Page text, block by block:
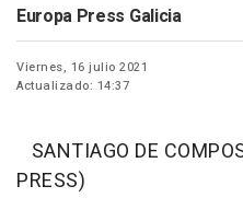
Europa Press Galicia
Viernes, 16 julio 2021
Actualizado: 14:37
SANTIAGO DE
PRESS)